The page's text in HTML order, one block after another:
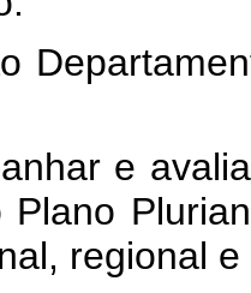
e avaliar
Plano
regional